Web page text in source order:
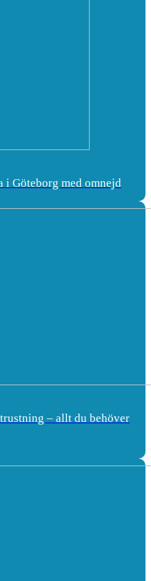
Göteborg med omnejd
– allt du behöver